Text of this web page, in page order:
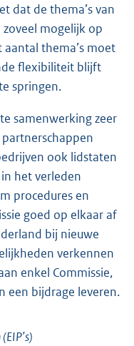
dat de thema’s van
mogelijk op
thema’s moet
flexibiliteit blijft
springen.
samenwerking zeer
ook lidstaten
het verleden
procedures en
goed op elkaar af
bij nieuwe
verkennen
enkel Commissie,
een bijdrage leveren.